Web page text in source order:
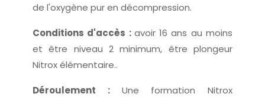
de l'oxygène pur en décompression.
Conditions d'accès : avoir 16 ans au moins
et être niveau 2 minimum, être plongeur
Nitrox élémentaire..
Déroulement : Une formation Nitrox